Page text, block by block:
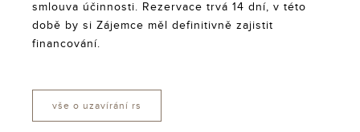
smlouva účinnosti. Rezervace trvá 14 dní, v této
době by si Zájemce měl definitivně zajistit
financování.
vše o uzavírání rs